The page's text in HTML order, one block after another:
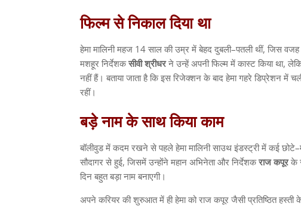
फिल्मसेनिकालदिया था
हेमा मालिनी महज 14साल की उम्र में बेहद दुबली–पतली थीं,जिस वजह
मशहूर निर्देशकसीवी श्रीधरने उन्हें अपनी फिल्म में कास्ट किया था,
नहीं हैं। बताया जाता है कि इस रिजेक्शन के बाद हेमा गहरे डिप्रेशन में
रहीं।
बड़ेनामकेसाथकियाकाम
बॉलीवुड में कदम रखने से पहले हेमा मालिनी साउथ इंडस्ट्री में कई छोटे–
सौदागर से हुई,जिसमें उन्होंने महान अभिनेता और निर्देशकराज कपूरके
दिन बहुत बड़ा नाम बनाएगी।
अपने करियर की शुरुआत में ही हेमा को राज कपूर जैसी प्रतिष्ठित हस्ती